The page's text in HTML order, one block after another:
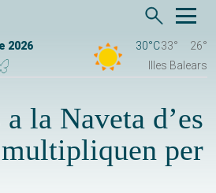
2026 30°C33°
26°
Illes Balears
la Naveta d’es
per